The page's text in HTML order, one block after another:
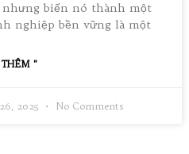
nhưng biến nó thành một
nghiệp bền vững là một
"
2025 No Comments